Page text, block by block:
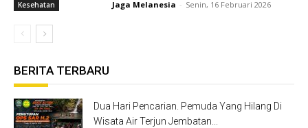
Kesehatan Jaga Melanesia - Senin, 16 Februari 2026
BERITA TERBARU
Dua Hari Pencarian. Pemuda Yang Hilang Di
Wisata Air Terjun Jembatan...